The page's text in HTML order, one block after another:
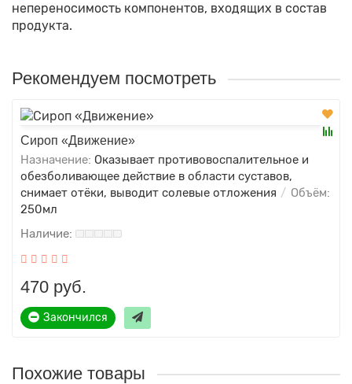
непереносимость компонентов, входящих в состав
продукта.
Рекомендуем посмотреть
Сироп «Движение»
Назначение: Оказывает противовоспалительное и
обезболивающее действие в области суставов,
снимает отёки, выводит солевые отложения
Объём:
250мл
470 руб.
Закончился
Похожие товары